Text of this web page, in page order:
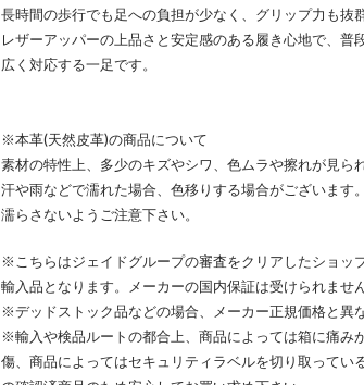
長時間の歩行でも足への負担が少なく、グリップ力も抜群
レザーアッパーの上品さと安定感のある履き心地で、普
広く対応する一足です。
※本革(天然皮革)の商品について
素材の特性上、多少のキズやシワ、色ムラや擦れが見ら
汗や雨などで濡れた場合、色移りする場合がございます
濡らさないようご注意下さい。
※こちらはジェイドグループの審査をクリアしたショッ
輸入品となります。メーカーの国内保証は受けられませ
※デッドストック品などの場合、メーカー正規価格と異
※輸入や検品ルートの都合上、商品によっては箱に痛み
傷、商品によってはセキュリティラベルを切り取ってい